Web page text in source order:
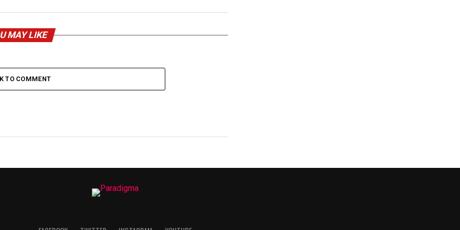
MAY LIKE
TO COMMENT